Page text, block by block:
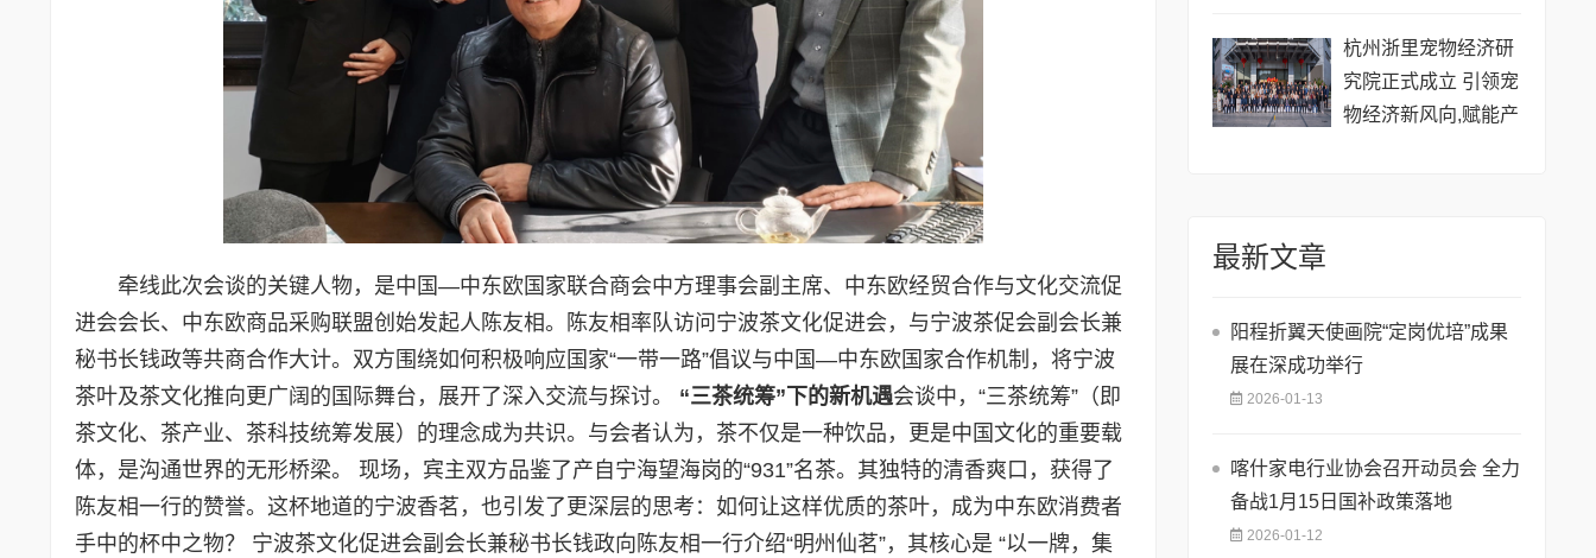
牵线此次会谈的关键人物，是中国—中东欧国家联合商会中方理事会副主席、中东欧经贸合作与文化交流促
进会会长、中东欧商品采购联盟创始发起人陈友相。陈友相率队访问宁波茶文化促进会，与宁波茶促会副会长兼
秘书长钱政等共商合作大计。双方围绕如何积极响应国家“一带一路”倡议与中国—中东欧国家合作机制，将宁波
茶叶及茶文化推向更广阔的国际舞台，展开了深入交流与探讨。 “三茶统筹”下的新机遇会谈中，“三茶统筹”（即
茶文化、茶产业、茶科技统筹发展）的理念成为共识。与会者认为，茶不仅是一种饮品，更是中国文化的重要载
体，是沟通世界的无形桥梁。 现场，宾主双方品鉴了产自宁海望海岗的“931”名茶。其独特的清香爽口，获得了
陈友相一行的赞誉。这杯地道的宁波香茗，也引发了更深层的思考：如何让这样优质的茶叶，成为中东欧消费者
手中的杯中之物？ 宁波茶文化促进会副会长兼秘书长钱政向陈友相一行介绍“明州仙茗”，其核心是 “以一牌，集
杭州浙里宠物经济研
究院正式成立 引领宠
物经济新风向,赋能产
最新文章
阳程折翼天使画院“定岗优培”成果
展在深成功举行
2026-01-13
喀什家电行业协会召开动员会 全力
备战1月15日国补政策落地
2026-01-12